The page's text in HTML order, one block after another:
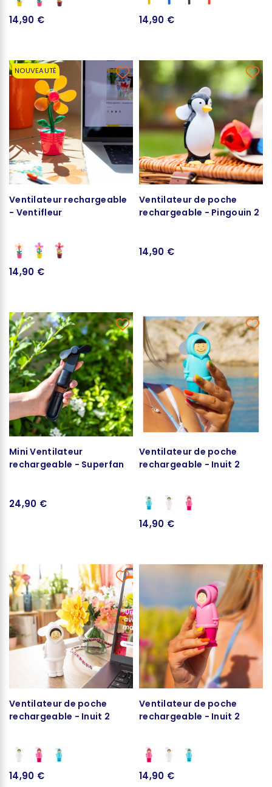
14,90 € 14,90 €
NOUVEAUTÉ
Ventilateur rechargeable
- Ventifleur
14,90 €
Ventilateur de poche
rechargeable - Pingouin 2
14,90 €
Mini Ventilateur
rechargeable - Superfan
24,90 €
Ventilateur de poche
rechargeable - Inuit 2
14,90 €
Ventilateur de poche
rechargeable - Inuit 2
14,90 €
Ventilateur de poche
rechargeable - Inuit 2
14,90 €